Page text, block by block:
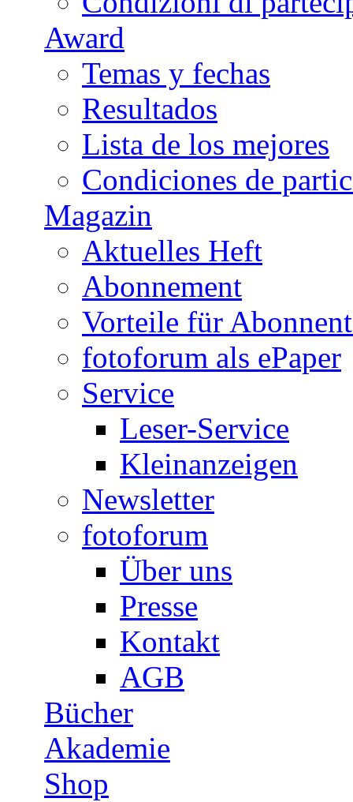
Award
Temas y fechas
Resultados
Lista de los mejores
Condiciones de
Magazin
Aktuelles Heft
Abonnement
Vorteile für
fotoforum als ePaper
Service
Leser-Service
Kleinanzeigen
Newsletter
fotoforum
Über uns
Presse
Kontakt
AGB
Bücher
Akademie
Shop